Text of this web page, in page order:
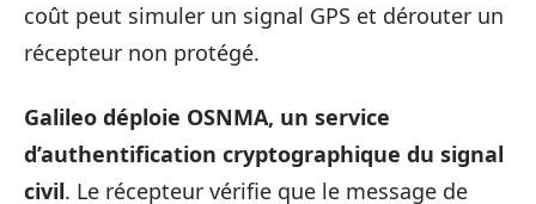
coût peut simuler un signal GPS et dérouter un
récepteur non protégé.
Galileo déploie OSNMA, un service
d’authentification cryptographique du signal
civil. Le récepteur vérifie que le message de